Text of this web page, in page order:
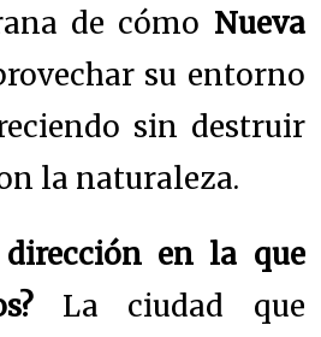
de cómo Nueva
su entorno
sin destruir
la naturaleza.
dirección en la que
La ciudad que